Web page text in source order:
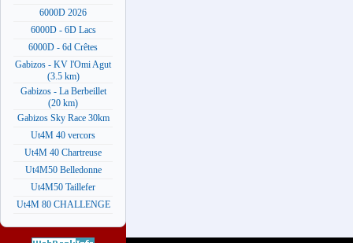
6000D 2026
6000D - 6D Lacs
6000D - 6d Crêtes
Gabizos - KV l'Omi Agut
(3.5 km)
Gabizos - La Berbeillet
(20 km)
Gabizos Sky Race 30km
Ut4M 40 vercors
Ut4M 40 Chartreuse
Ut4M50 Belledonne
Ut4M50 Taillefer
Ut4M 80 CHALLENGE